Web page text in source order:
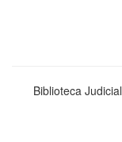
Biblioteca Judicial